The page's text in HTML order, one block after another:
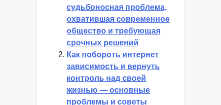
судьбоносная проблема,
охватившая современное
общество и требующая
срочных решений
Как побороть интернет
зависимость и вернуть
контроль над своей
жизнью — основные
проблемы и советы